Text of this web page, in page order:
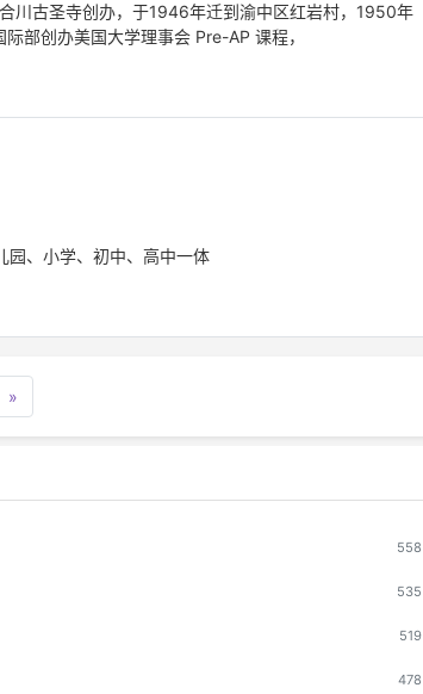
川古圣寺创办，于1946年迁到渝中区红岩村，1950年
部创办美国大学理事会 Pre-AP 课程，
、小学、初中、高中一体
»
558
535
519
478